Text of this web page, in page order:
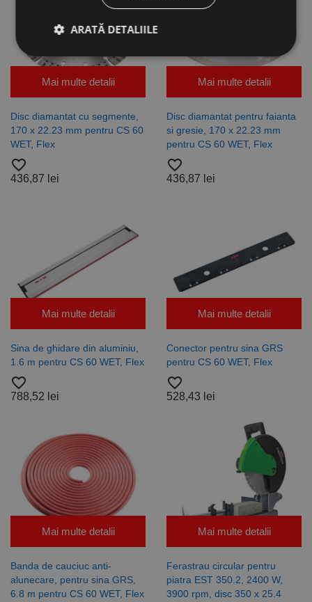
Mai multe detalii
Disc diamantat cu segmente,
170 x 22.23 mm pentru CS 60
WET, Flex
favorite_border
436,87 lei
Mai multe detalii
Disc diamantat pentru faianta
si gresie, 170 x 22.23 mm
pentru CS 60 WET, Flex
favorite_border
436,87 lei
Mai multe detalii
Sina de ghidare din aluminiu,
1.6 m pentru CS 60 WET, Flex
favorite_border
788,52 lei
Mai multe detalii
Conector pentru sina GRS
pentru CS 60 WET, Flex
favorite_border
528,43 lei
Mai multe detalii
Banda de cauciuc anti-
alunecare, pentru sina GRS,
6.8 m pentru CS 60 WET, Flex
Mai multe detalii
Ferastrau circular pentru
piatra EST 350.2, 2400 W,
3900 rpm, disc 350 x 25.4
ARATĂ DETALIILE
Strict necesare
De performanță
Neclasificate
Cookie-urile strict necesare permit funcționalitatea
principală a site-ului web, cum ar fi autentificarea
utilizatorului și gestionarea contului. Site-ul web nu
poate fi utilizat corect fără cookie-uri strict necesare.
CookieScriptConsent
Acest cookie
este utilizat
de serviciul
de
ale cookie-
vizitatorilor.
Este necesar
corect.
PHPSESSID
65 ani 8
Cookie
generat de
aplicații
bazate pe
limbajul PHP.
Acesta este un
identificator
de scop
general
utilizat pentru
menținerea
variabilelor de
utilizatorului.
În mod
normal, este
un număr
Google
Privacy Policy